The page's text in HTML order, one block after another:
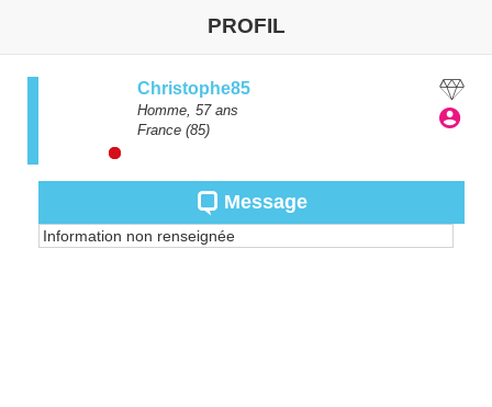
PROFIL
Christophe85
Homme, 57ans
France (85)
Message
Information non renseignée